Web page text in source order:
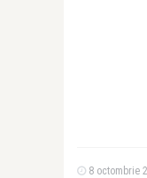
8 octombrie